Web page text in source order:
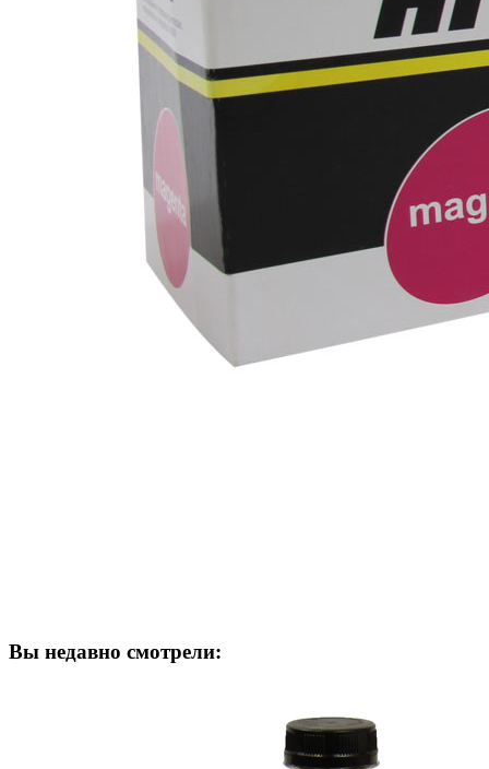
Вы недавно смотрели: